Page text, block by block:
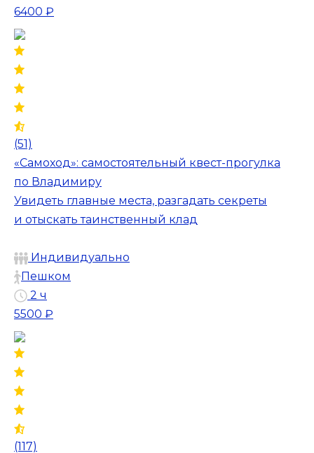
6400 ₽
(51)
«Самоход»: самостоятельный квест-прогулка
по Владимиру
Увидеть главные места, разгадать секреты
и отыскать таинственный клад
Индивидуально
Пешком
2 ч
5500 ₽
(117)